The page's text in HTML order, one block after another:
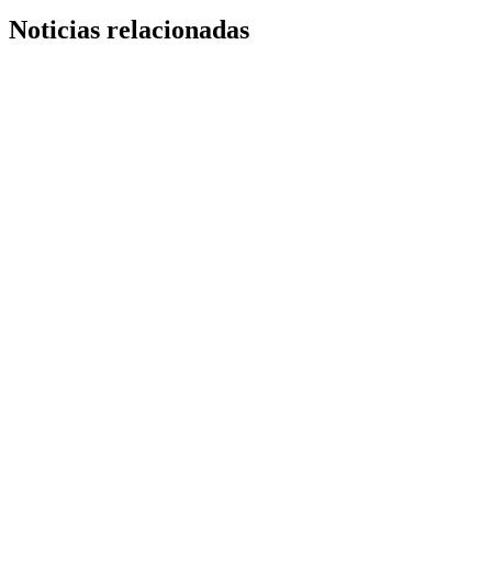
Noticias relacionadas